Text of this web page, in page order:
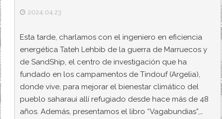
2024.04.23
Esta tarde, charlamos con el ingeniero en eficiencia
energética Tateh Lehbib de la guerra de Marruecos y
de SandShip, el centro de investigación que ha
fundado en los campamentos de Tindouf (Argelia),
donde vive, para mejorar el bienestar climático del
pueblo saharaui allí refugiado desde hace más de 48
años. Además, presentamos el libro “Vagabundias”,…